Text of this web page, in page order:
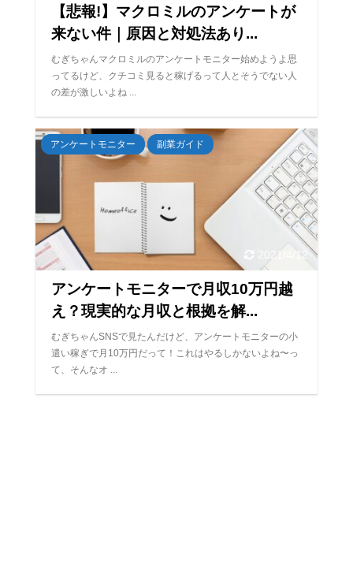
【悲報!】マクロミルのアンケートが
来ない件｜原因と対処法あり...
むぎちゃんマクロミルのアンケートモニター始めようよ思
ってるけど、クチコミ見ると稼げるって人とそうでない人
の差が激しいよね ...
2021/4/12
アンケートモニター 副業ガイド
アンケートモニターで月収10万円越
え？現実的な月収と根拠を解...
むぎちゃんSNSで見たんだけど、アンケートモニターの小
遣い稼ぎで月10万円だって！これはやるしかないよね〜っ
て、そんなオ ...